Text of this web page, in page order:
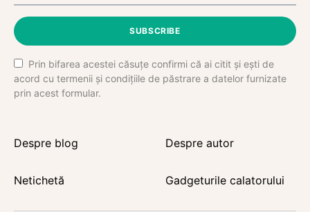
SUBSCRIBE
Prin bifarea acestei căsuțe confirmi că ai citit și ești de
acord cu termenii și condițiile de păstrare a datelor furnizate
prin acest formular.
Despre blog Despre autor
Netichetă Gadgeturile calatorului